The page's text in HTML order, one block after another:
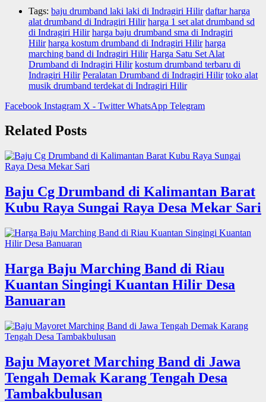
Tags: baju drumband laki laki di Indragiri Hilir daftar harga
alat drumband di Indragiri Hilir harga 1 set alat drumband sd
di Indragiri Hilir harga baju drumband sma di Indragiri
Hilir harga kostum drumband di Indragiri Hilir harga
marching band di Indragiri Hilir Harga Satu Set Alat
Drumband di Indragiri Hilir kostum drumband terbaru di
Indragiri Hilir Peralatan Drumband di Indragiri Hilir toko alat
musik drumband terdekat di Indragiri Hilir
Facebook Instagram X - Twitter WhatsApp Telegram
Related Posts
Baju Cg Drumband di Kalimantan Barat
Kubu Raya Sungai Raya Desa Mekar Sari
Harga Baju Marching Band di Riau
Kuantan Singingi Kuantan Hilir Desa
Banuaran
Baju Mayoret Marching Band di Jawa
Tengah Demak Karang Tengah Desa
Tambakbulusan